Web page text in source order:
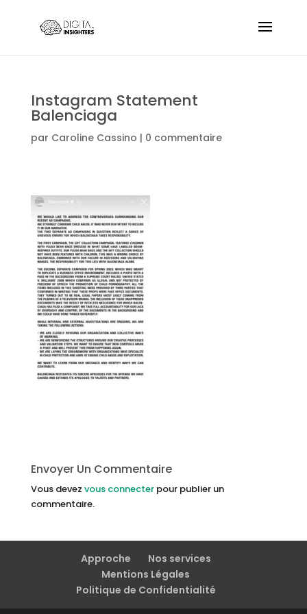
Instagram Statement
Balenciaga
par Caroline Cassino | 0 commentaire
Envoyer Un Commentaire
Vous devez vous connecterpour publier un
commentaire.
Approche
Nos services
Mentions Légales
Politique de Confidentialité